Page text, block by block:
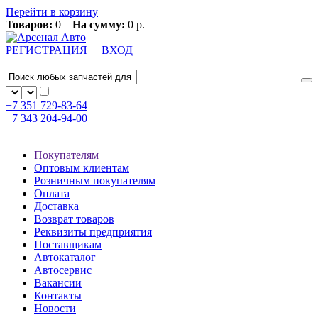
Перейти в корзину
Товаров: 0 На сумму: 0 р.
РЕГИСТРАЦИЯ ВХОД
+7 351 729-83-64
+7 343 204-94-00
Покупателям
Оптовым клиентам
Розничным покупателям
Оплата
Доставка
Возврат товаров
Реквизиты предприятия
Поставщикам
Автокаталог
Автосервис
Вакансии
Контакты
Новости